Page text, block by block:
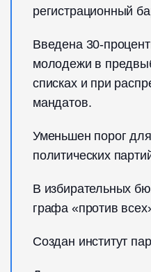
регистрационный
Введена 30-
молодежи в
списках и при
мандатов.
Уменьшен порог
политических
В избирательных
графа «против
Создан институт